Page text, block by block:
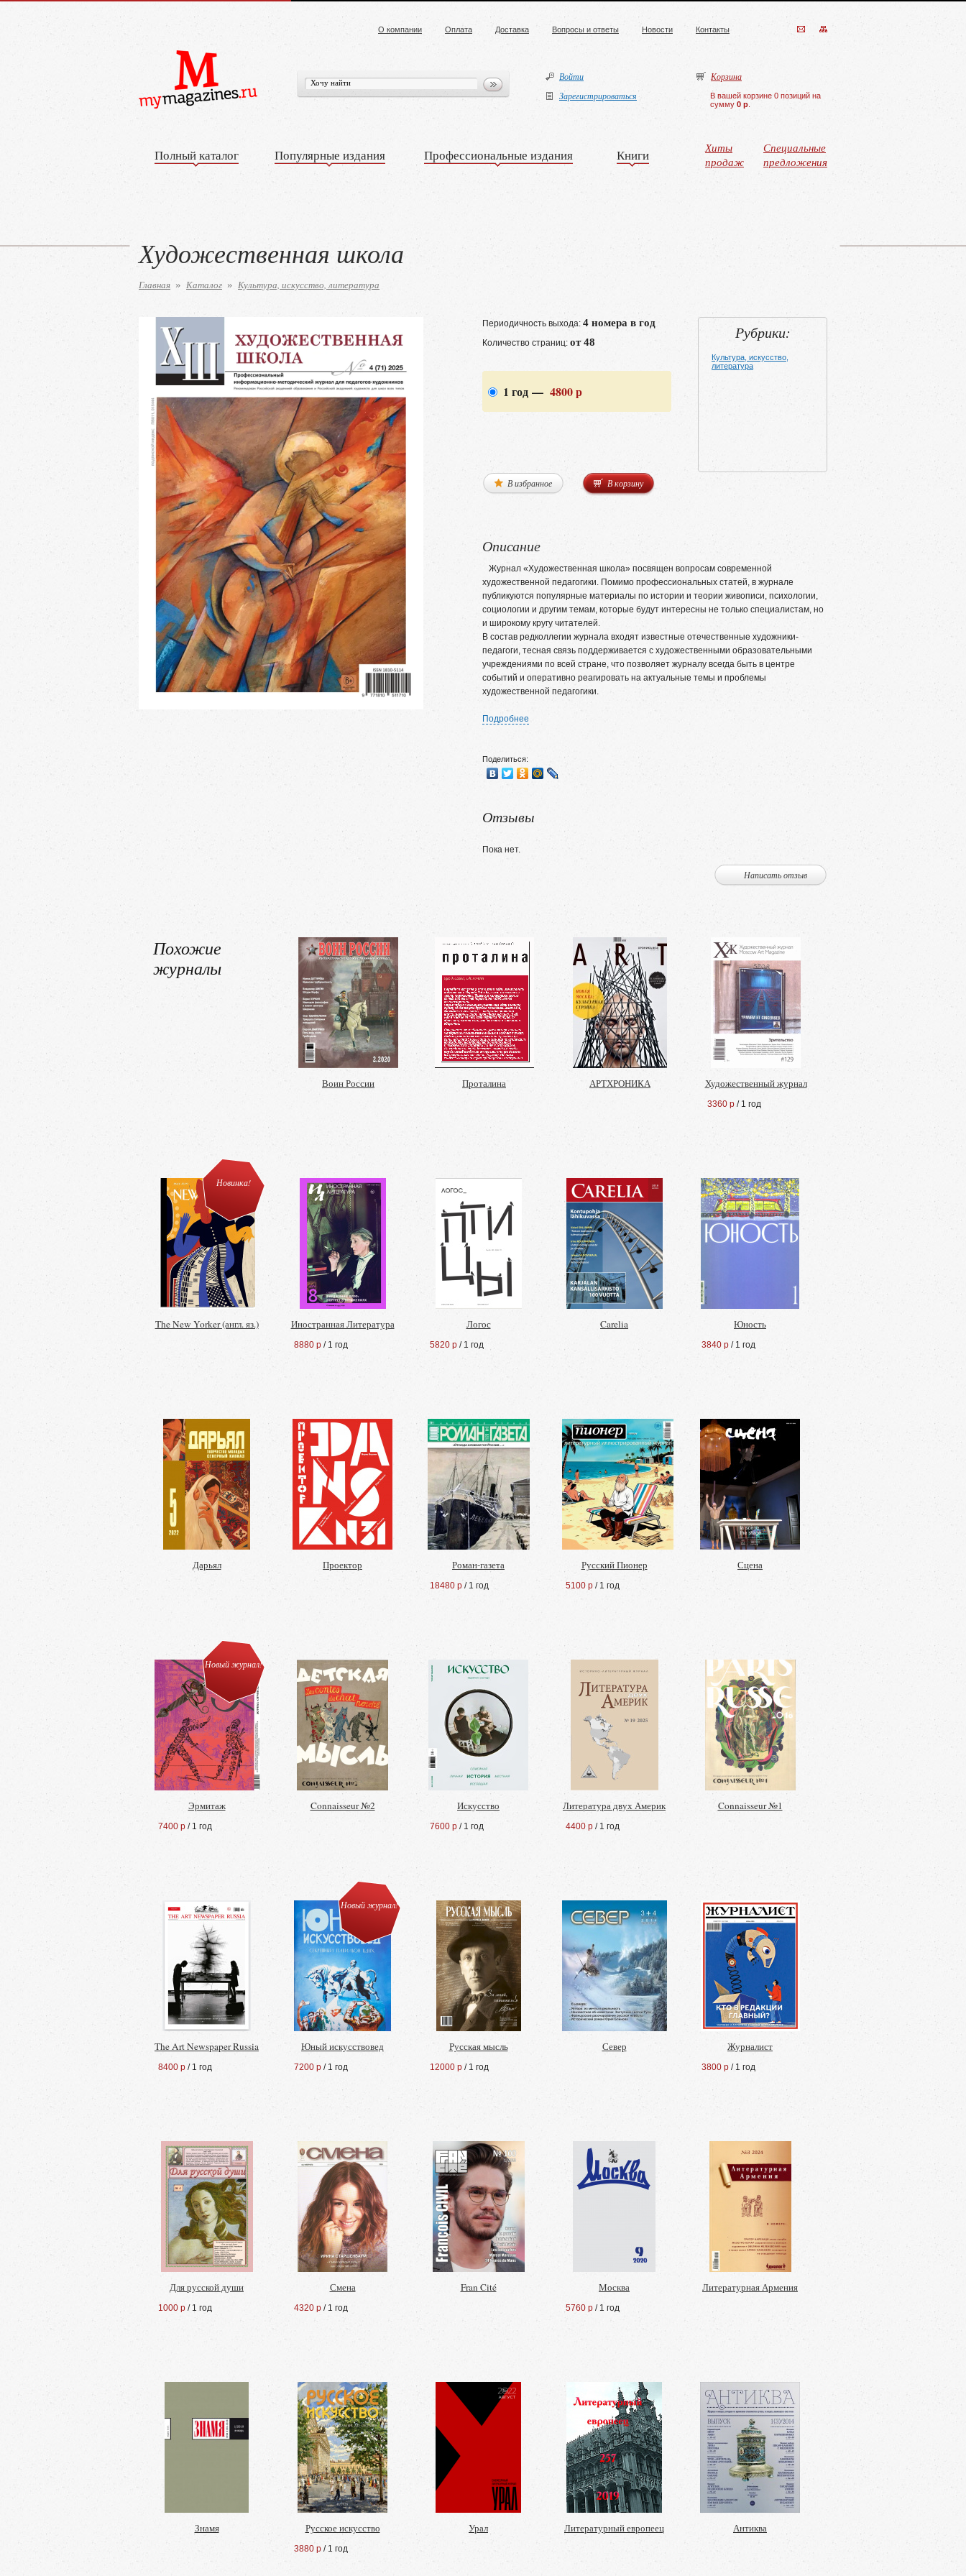
О компании Оплата Доставка Вопросы и ответы Новости Контакты
Войти
Зарегистрироваться
Корзина
В вашей корзине 0 позиций на
сумму 0 р
Полный каталог Популярные издания Профессиональные издания Книги
Хиты
продаж
Специальные
предложения
Художественная школа
Главная » Каталог » Культура, искусство, литература
Периодичность выхода: 4 номера в год
Количество страниц: от 48
1 год — 4800 р
Рубрики:
Культура, искусство,
литература
В избранное В корзину
Описание
Журнал «Художественная школа» посвящен вопросам современной
художественной педагогики. Помимо профессиональных статей, в журнале
публикуются популярные материалы по истории и теории живописи, психологии,
социологии и другим темам, которые будут интересны не только специалистам, но
и широкому кругу читателей.
В состав редколлегии журнала входят известные отечественные художники-
педагоги, тесная связь поддерживается с художественными образовательными
учреждениями по всей стране, что позволяет журналу всегда быть в центре
событий и оперативно реагировать на актуальные темы и проблемы
художественной педагогики.
Подробнее
Поделиться:
Отзывы
Пока нет.
Написать отзыв
Похожие
журналы
Воин России Проталина АРТХРОНИКА Художественный журнал
3360 р / 1 год
Новинка!
The New Yorker (англ. яз.) Иностранная Литература
8880 р / 1 год
Логос
5820 р / 1 год
Carelia Юность
3840 р / 1 год
Дарьял Проектор Роман-газета
18480 р / 1 год
Русский Пионер
5100 р / 1 год
Сцена
Новый журнал!
Эрмитаж
7400 р / 1 год
Connaisseur №2 Искусство
7600 р / 1 год
Литература двух Америк
4400 р / 1 год
Connaisseur №1
The Art Newspaper Russia
8400 р / 1 год
Новый журнал!
Юный искусствовед
7200 р / 1 год
Русская мысль
12000 р / 1 год
Север Журналист
3800 р / 1 год
Для русской души
1000 р / 1 год
Смена
4320 р / 1 год
Fran Cité Москва
5760 р / 1 год
Литературная Армения
Знамя Русское искусство
3880 р / 1 год
Урал Литературный европеец Антиква